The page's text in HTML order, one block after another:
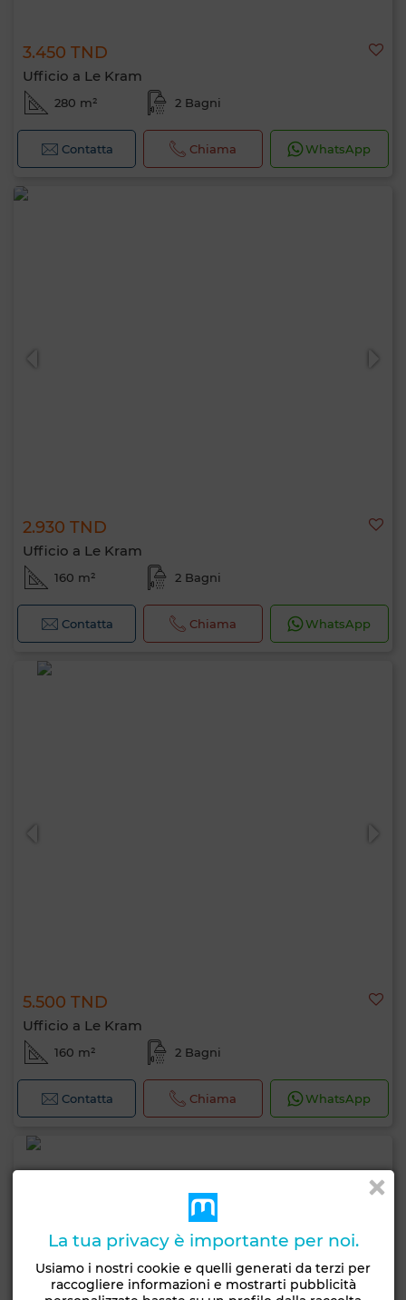
3.450 TND
Ufficio a Le Kram
280 m² 2 Bagni
Contatta Chiama WhatsApp
2.930 TND
Ufficio a Le Kram
160 m² 2 Bagni
Contatta Chiama WhatsApp
5.500 TND
Ufficio a Le Kram
160 m² 2 Bagni
Contatta Chiama WhatsApp
La tua privacy è importante per noi.
Usiamo i nostri cookie e quelli generati da terzi per
raccogliere informazioni e mostrarti pubblicità